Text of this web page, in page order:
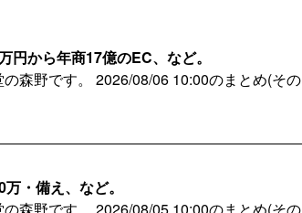
から年商17億のEC、など。
森野です。 2026/08/06 10:00のまとめ(その
・備え、など。